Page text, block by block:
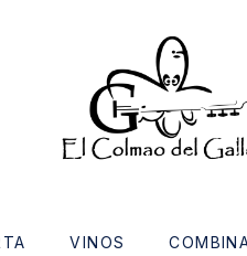
VINOS